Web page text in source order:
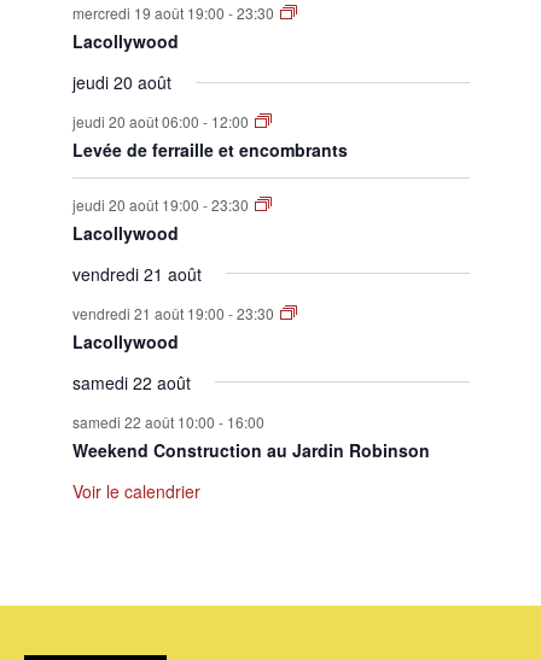
mercredi 19 août 19:00 -23:30
Lacollywood
jeudi 20 août
jeudi 20 août 06:00 - 12:00
Levée de ferraille et encombrants
jeudi 20 août 19:00 -23:30
Lacollywood
vendredi 21 août
vendredi 21 août 19:00 -23:30
Lacollywood
samedi 22 août
samedi 22 août 10:00 - 16:00
Weekend Construction au Jardin Robinson
Voir le calendrier